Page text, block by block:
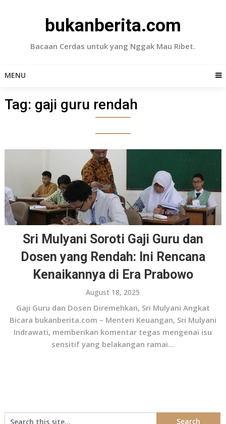
bukanberita.com
Bacaan Cerdas untuk yang Nggak Mau Ribet.
MENU
Tag: gaji guru rendah
Sri Mulyani Soroti Gaji Guru dan
Dosen yang Rendah: Ini Rencana
Kenaikannya di Era Prabowo
August 18, 2025
Gaji Guru dan Dosen Diremehkan, Sri Mulyani Angkat
Bicara bukanberita.com – Menteri Keuangan, Sri Mulyani
Indrawati, memberikan komentar tegas mengenai isu
sensitif yang belakangan ramai...